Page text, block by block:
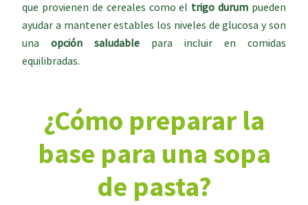
que provienen de cereales como el trigo durumpueden
ayudar a mantener estables los niveles de glucosa y son
unaopción saludable para incluir en comidas
equilibradas.
¿Cómo preparar la
base para una sopa
de pasta?